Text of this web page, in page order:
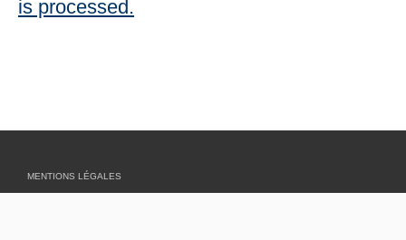
is processed.
MENTIONS LÉGALES